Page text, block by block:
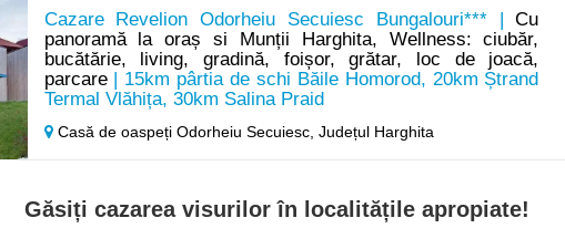
Cazare Revelion Odorheiu Secuiesc Bungalouri*** |Cu
panoramă la oraș si Munții Harghita, Wellness: ciubăr,
bucătărie, living, gradină, foișor, grătar, loc de joacă,
parcare| 15km pârtia de schi Băile Homorod, 20km Ștrand
Termal Vlăhița, 30km Salina Praid
Casă de oaspeți Odorheiu Secuiesc, Județul Harghita
Găsiți cazarea visurilor în localitățile apropiate!